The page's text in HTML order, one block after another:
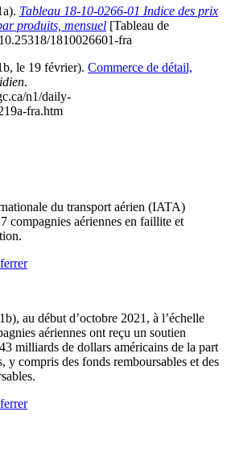
Tableau 18-10-0266-01 Indice des prix
produits, mensuel [Tableau de
1810026601-fra
le 19 février). Commerce de détail,
.
n1/daily-
fra.htm
du transport aérien (IATA)
compagnies aériennes en faillite et
au début d’octobre 2021, à l’échelle
aériennes ont reçu un soutien
milliards de dollars américains de la part
y compris des fonds remboursables et des